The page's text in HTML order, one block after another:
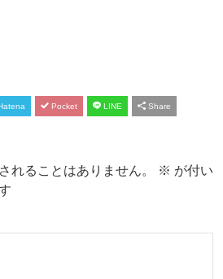
Pocket LINE Share
れることはありません。 ※ が付い